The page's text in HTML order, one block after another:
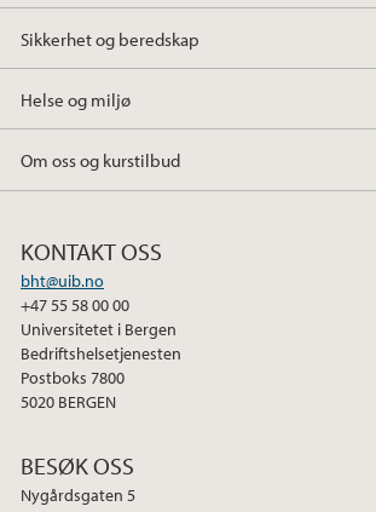
Sikkerhet og beredskap
Helse og miljø
Om oss og kurstilbud
KONTAKT OSS
bht@uib.no
+47 55 58 00 00
Universitetet i Bergen
Bedriftshelsetjenesten
Postboks 7800
5020 BERGEN
BESØK OSS
Nygårdsgaten 5